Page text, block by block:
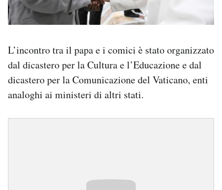
L’incontro tra il papa e i comici è stato organizzato
dal dicastero per la Cultura e l’Educazione e dal
dicastero per la Comunicazione del Vaticano, enti
analoghi ai ministeri di altri stati.